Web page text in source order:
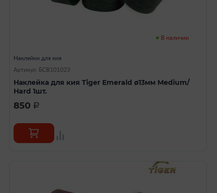
В наличии
Наклейки для кия
Артикул: БСВ101023
Наклейка для кия Tiger Emerald ø13мм Мedium/
Нard 1шт.
850 a